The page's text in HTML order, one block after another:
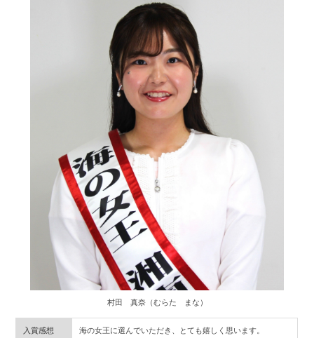
村田 真奈（むらた まな）
入賞感想
海の女王に選んでいただき、とても嬉しく思います。